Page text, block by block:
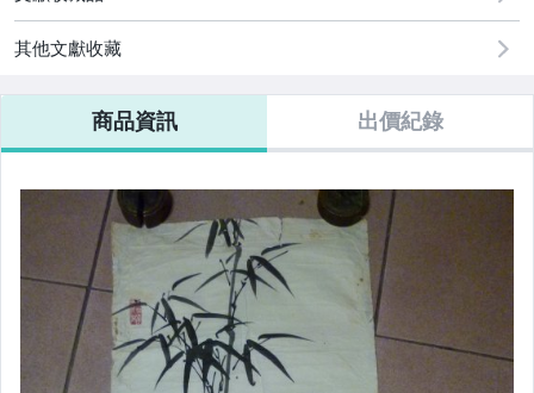
其他文獻收藏
商品資訊 出價紀錄